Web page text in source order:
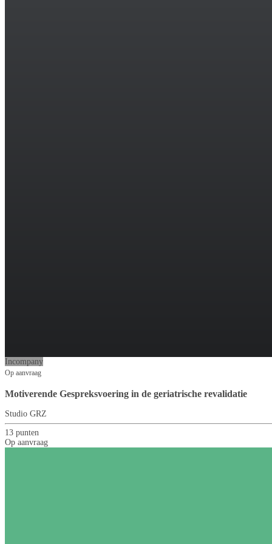
Incompany
Op aanvraag
Motiverende Gespreksvoering in de geriatrische revalidatie
Studio GRZ
13 punten
Op aanvraag